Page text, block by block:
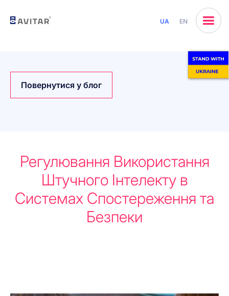
UA EN
Повернутися у блог
Регулювання Використання
Штучного Інтелекту в
Системах Спостереження та
Безпеки